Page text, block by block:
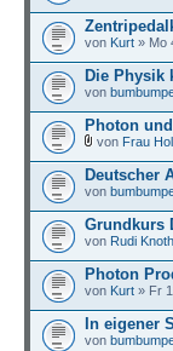
von Kurt » Mo
Die Physik
von
Photon
von Frau
Deutscher
von
Grundkurs
von Rudi Knoth
Photon
von Kurt » Fr
In eigener
von